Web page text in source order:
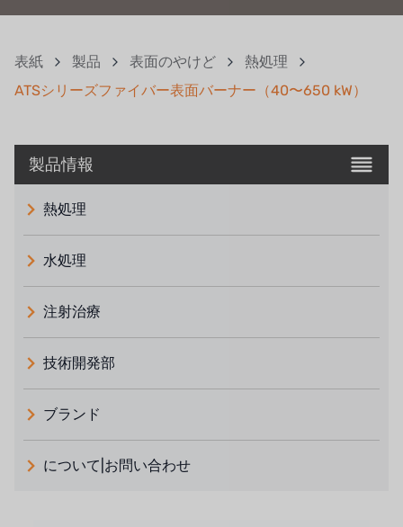
表紙 製品 表面のやけど
熱処理
ATSシリーズファイバー表面バーナー（40〜650 kW）
製品情報
熱処理
水処理
注射治療
技術開発部
ブランド
義大利 ATLAS
について|お問い合わせ